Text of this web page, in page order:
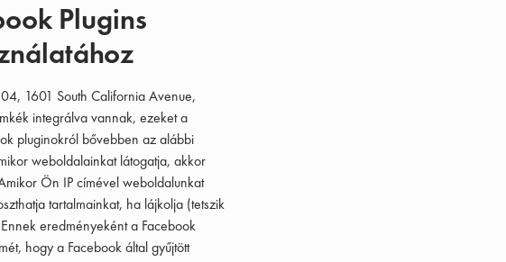
Plugins
1601 South California Avenue,
integrálva vannak, ezeket a
pluginokról bővebben az alábbi
weboldalainkat látogatja, akkor
Ön IP címével weboldalunkat
tartalmainkat, ha lájkolja (tetszik
eredményeként a Facebook
hogy a Facebook által gyűjtött